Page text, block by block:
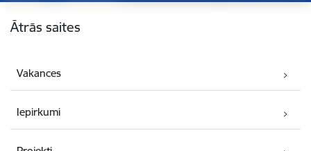
Ātrās saites
Vakances
Iepirkumi